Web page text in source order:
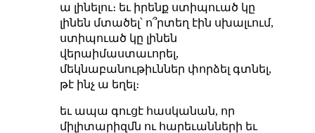
ա լինելու։ եւ իրենք ստիպուած կը
լինեն մտածել՝ ո՞րտեղ էին սխալւում,
ստիպուած կը լինեն
վերաիմաստաւորել,
մեկնաբանութիւններ փորձել գտնել,
թէ ինչ ա եղել։
եւ ապա գուցէ հասկանան, որ
միլիտարիզմն ու հարեւանների եւ